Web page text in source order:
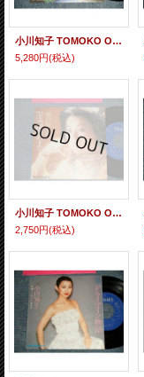
小川知子 TOMOKO OGAWA - A)それが素敵 B)恋の模様替え (MINT-/MINT) / 1978 JAPAN ORIGINAL "WHITE LABEL PROMO" Used 7" Single
5,280円(税込)
小川知子 TOMOKO OGAWA - A)雨の降る街 B)ひとつ屋根の下で (MINT-/MINT-) / 1977 JAPAN ORIGINAL Used 7" Single
2,750円(税込)